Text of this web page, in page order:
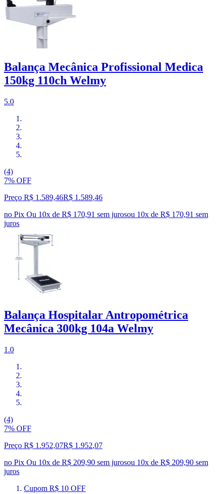
Balança Mecânica Profissional Medica
150kg 110ch Welmy
5.0
(4)
7% OFF
Preço R$ 1.589,46R$ 1.589,46
no Pix Ou 10x de R$ 170,91 sem jurosou 10x de R$ 170,91 sem
juros
Balança Hospitalar Antropométrica
Mecânica 300kg 104a Welmy
1.0
(4)
7% OFF
Preço R$ 1.952,07R$ 1.952,07
no Pix Ou 10x de R$ 209,90 sem jurosou 10x de R$ 209,90 sem
juros
Cupom R$ 10 OFF